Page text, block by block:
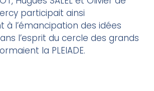
participait ainsi
à l’émancipation des idées
l’esprit du cercle des grands
la PLEIADE.